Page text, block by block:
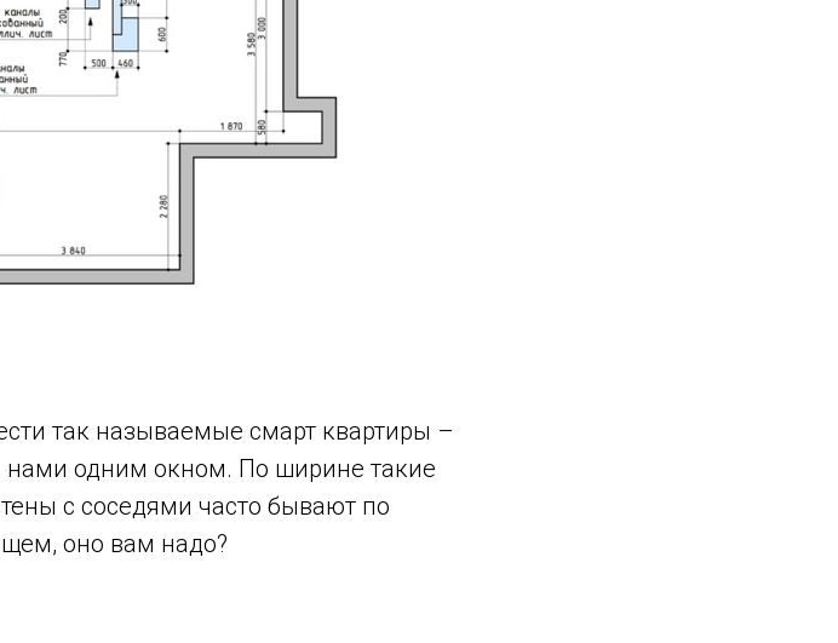
так называемые смарт квартиры –
одним окном. По ширине такие
с соседями часто бывают по
оно вам надо?